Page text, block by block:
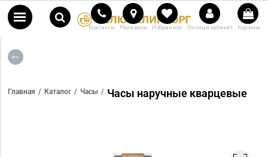
Контакты Магазины Избранное Личный кабинет Корзина
Главная Каталог Часы Часы наручные кварцевые